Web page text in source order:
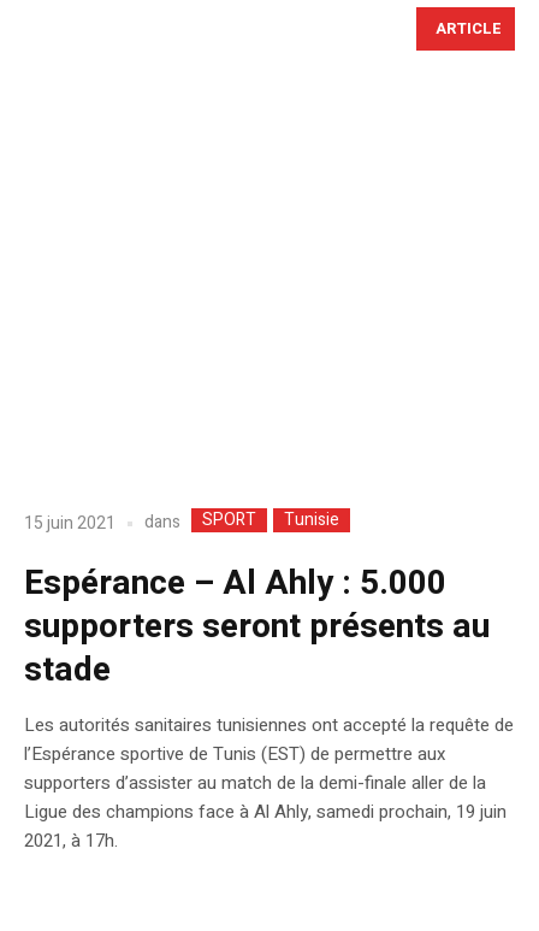
ARTICLE
15 juin 2021 dans SPORT Tunisie
Espérance – Al Ahly : 5.000
supporters seront présents au
stade
Les autorités sanitaires tunisiennes ont accepté la requête de
l’Espérance sportive de Tunis (EST) de permettre aux
supporters d’assister au match de la demi-finale aller de la
Ligue des champions face à Al Ahly, samedi prochain, 19 juin
2021, à 17h.